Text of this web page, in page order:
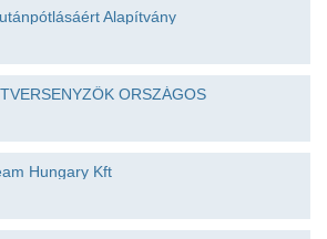
Alapítvány
ORSZÁGOS
Hungary Kft